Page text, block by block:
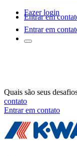
Fazer login
Entrar em
Entrar em
Quais são seus
contato
Entrar em contato